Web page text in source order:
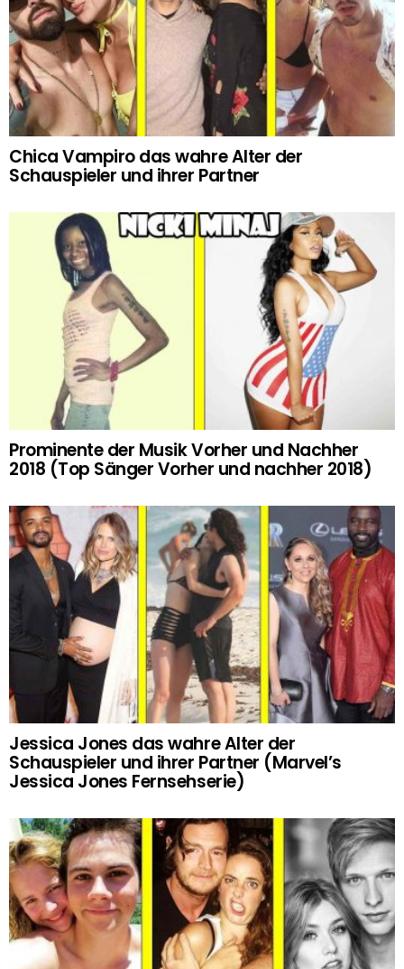
Chica Vampiro das wahre Alter der
Schauspieler und ihrer Partner
Prominente der Musik Vorher und Nachher
2018 (Top Sänger Vorher und nachher 2018)
Jessica Jones das wahre Alter der
Schauspieler und ihrer Partner (Marvel’s
Jessica Jones Fernsehserie)